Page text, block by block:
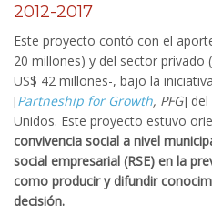
2012-2017
Este proyecto contó con el
20 millones) y del sector privado
US$ 42 millones-, bajo la iniciativa
[Partneship for Growth, PFG] del
Unidos. Este proyecto estuvo
convivencia social a nivel
social empresarial (RSE) en la
como producir y difundir
decisión.